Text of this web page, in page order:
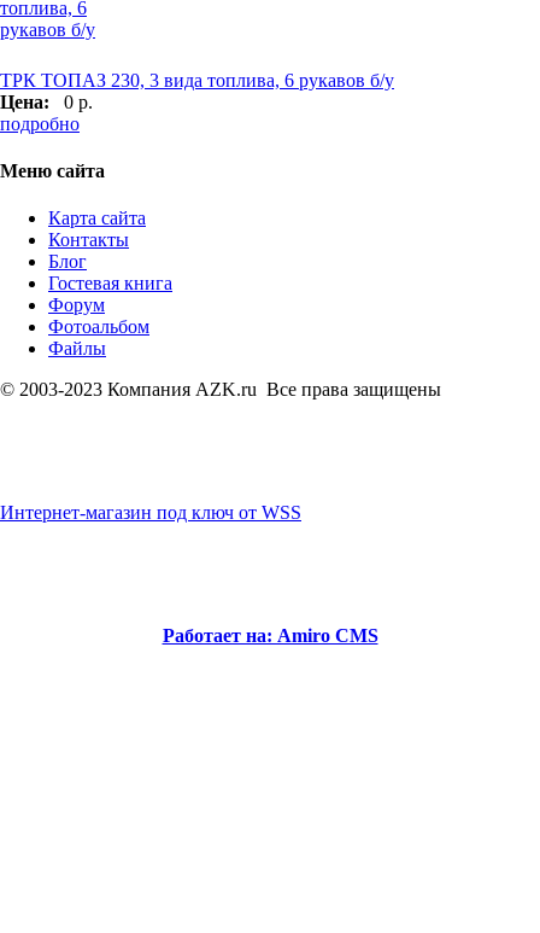
ТРК ТОПАЗ 230, 3 вида топлива, 6 рукавов б/у
Цена:
0 р.
подробно
Меню сайта
Карта сайта
Контакты
Блог
Гостевая книга
Форум
Фотоальбом
Файлы
© 2003-2023 Компания AZK.ru Все права защищены
Интернет-магазин под ключ от WSS
Работает на: Amiro CMS